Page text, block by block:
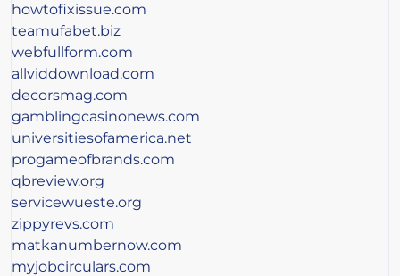
howtofixissue.com
teamufabet.biz
webfullform.com
allviddownload.com
decorsmag.com
gamblingcasinonews.com
universitiesofamerica.net
progameofbrands.com
qbreview.org
servicewueste.org
zippyrevs.com
matkanumbernow.com
myjobcirculars.com